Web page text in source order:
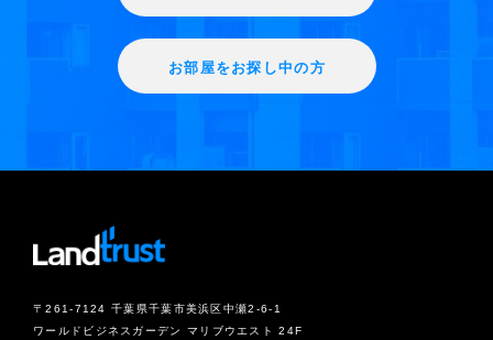
お部屋をお探し中の方
〒261-7124 千葉県千葉市美浜区中瀬2-6-1
ワールドビジネスガーデン マリブウエスト 24F